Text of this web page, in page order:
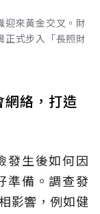
迎來黃金交叉。財
正式步入「長照財
絡，打造
發生後如何因
準備。調查發
影響，例如健